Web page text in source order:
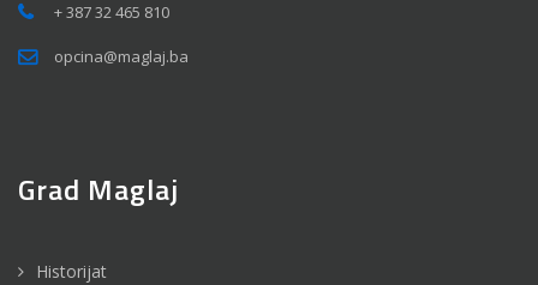
+ 387 32 465 810
opcina@maglaj.ba
Grad Maglaj
Historijat